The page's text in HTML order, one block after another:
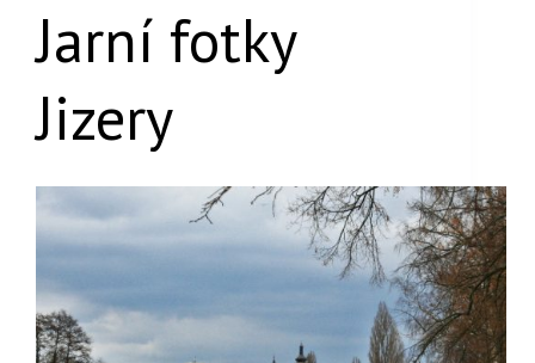
Jarní fotky
Jizery